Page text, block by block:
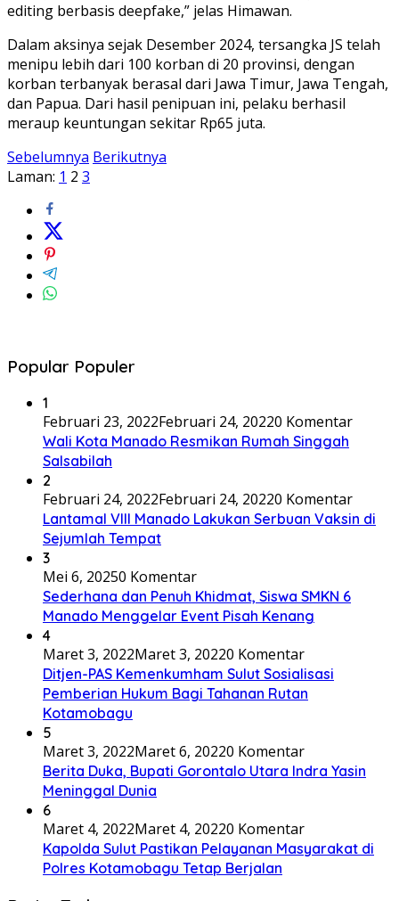
editing berbasis deepfake,” jelas Himawan.
Dalam aksinya sejak Desember 2024, tersangka JS telah
menipu lebih dari 100 korban di 20 provinsi, dengan
korban terbanyak berasal dari Jawa Timur, Jawa Tengah,
dan Papua. Dari hasil penipuan ini, pelaku berhasil
meraup keuntungan sekitar Rp65 juta.
Sebelumnya Berikutnya
Laman: 1 2 3
Popular Populer
1
Februari 23, 2022Februari 24, 20220 Komentar
Wali Kota Manado Resmikan Rumah Singgah
Salsabilah
2
Februari 24, 2022Februari 24, 20220 Komentar
Lantamal VIII Manado Lakukan Serbuan Vaksin di
Sejumlah Tempat
3
Mei 6, 20250 Komentar
Sederhana dan Penuh Khidmat, Siswa SMKN 6
Manado Menggelar Event Pisah Kenang
4
Maret 3, 2022Maret 3, 20220 Komentar
Ditjen-PAS Kemenkumham Sulut Sosialisasi
Pemberian Hukum Bagi Tahanan Rutan
Kotamobagu
5
Maret 3, 2022Maret 6, 20220 Komentar
Berita Duka, Bupati Gorontalo Utara Indra Yasin
Meninggal Dunia
6
Maret 4, 2022Maret 4, 20220 Komentar
Kapolda Sulut Pastikan Pelayanan Masyarakat di
Polres Kotamobagu Tetap Berjalan